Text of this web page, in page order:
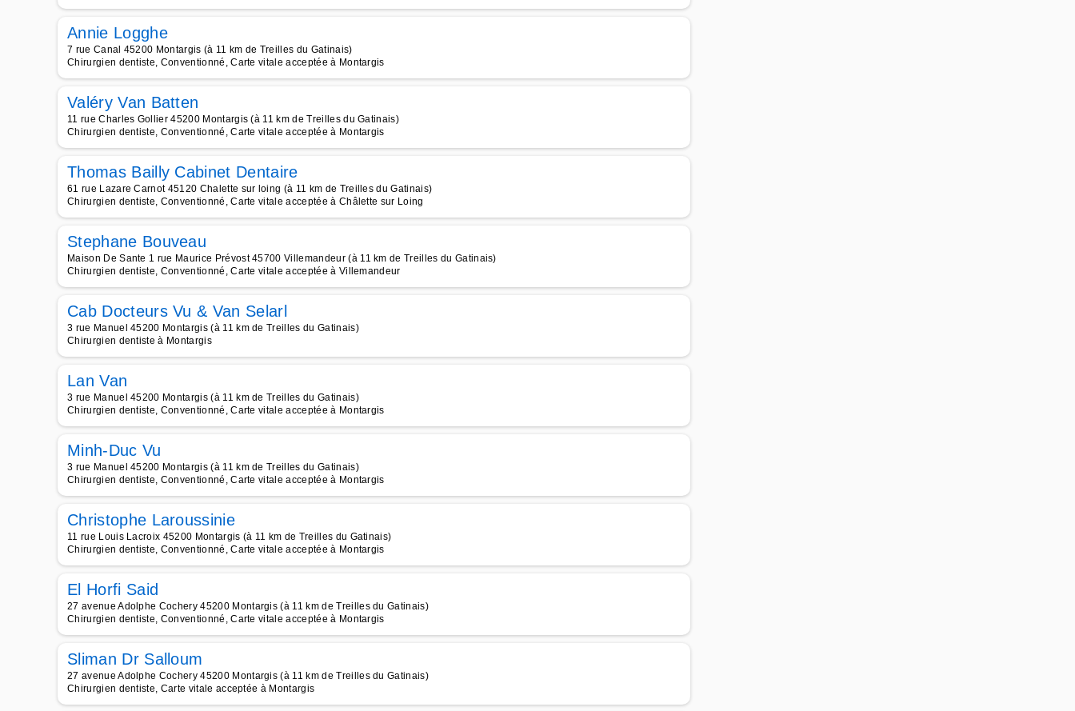
Annie Logghe
7 rue Canal 45200 Montargis (à 11 km de Treilles du Gatinais)
Chirurgien dentiste, Conventionné, Carte vitale acceptée à Montargis
Valéry Van Batten
11 rue Charles Gollier 45200 Montargis (à 11 km de Treilles du Gatinais)
Chirurgien dentiste, Conventionné, Carte vitale acceptée à Montargis
Thomas Bailly Cabinet Dentaire
61 rue Lazare Carnot 45120 Chalette sur loing (à 11 km de Treilles du Gatinais)
Chirurgien dentiste, Conventionné, Carte vitale acceptée à Châlette sur Loing
Stephane Bouveau
Maison De Sante 1 rue Maurice Prévost 45700 Villemandeur (à 11 km de Treilles du Gatinais)
Chirurgien dentiste, Conventionné, Carte vitale acceptée à Villemandeur
Cab Docteurs Vu & Van Selarl
3 rue Manuel 45200 Montargis (à 11 km de Treilles du Gatinais)
Chirurgien dentiste à Montargis
Lan Van
3 rue Manuel 45200 Montargis (à 11 km de Treilles du Gatinais)
Chirurgien dentiste, Conventionné, Carte vitale acceptée à Montargis
Minh-Duc Vu
3 rue Manuel 45200 Montargis (à 11 km de Treilles du Gatinais)
Chirurgien dentiste, Conventionné, Carte vitale acceptée à Montargis
Christophe Laroussinie
11 rue Louis Lacroix 45200 Montargis (à 11 km de Treilles du Gatinais)
Chirurgien dentiste, Conventionné, Carte vitale acceptée à Montargis
El Horfi Said
27 avenue Adolphe Cochery 45200 Montargis (à 11 km de Treilles du Gatinais)
Chirurgien dentiste, Conventionné, Carte vitale acceptée à Montargis
Sliman Dr Salloum
27 avenue Adolphe Cochery 45200 Montargis (à 11 km de Treilles du Gatinais)
Chirurgien dentiste, Carte vitale acceptée à Montargis